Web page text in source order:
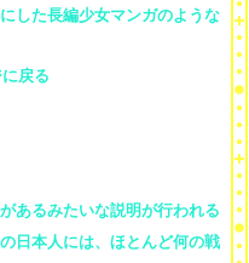
した長編少女マンガのような
戻る
あるみたいな説明が行われる
日本人には、ほとんど何の戦